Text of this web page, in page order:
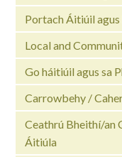
Portach Áitiúil
Local and
Go háitiúil agus sa
Carrowbehy /
Ceathrú Bheithí/an
Áitiúla